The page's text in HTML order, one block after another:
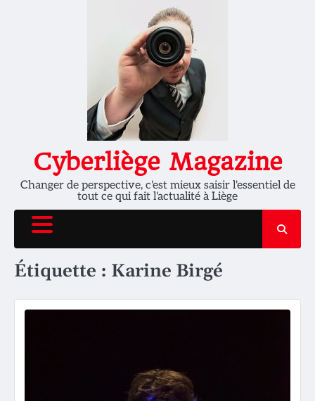
Cyberliège Magazine
Changer de perspective, c'est mieux saisir l'essentiel de
tout ce qui fait l'actualité à Liège
Étiquette : Karine Birgé